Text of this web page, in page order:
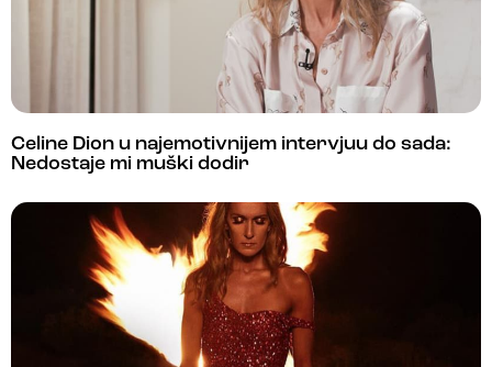
Celine Dion u najemotivnijem intervjuu do sada:
Nedostaje mi muški dodir